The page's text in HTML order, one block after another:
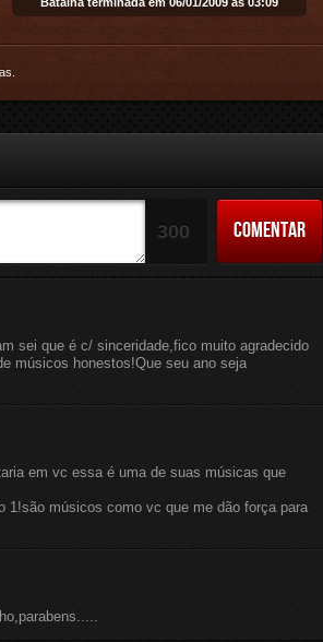
.
300 COMENTAR
sei que é c/ sinceridade,fico muito agradecido
músicos honestos!Que seu ano seja
em vc essa é uma de suas músicas que
1!são músicos como vc que me dão força para